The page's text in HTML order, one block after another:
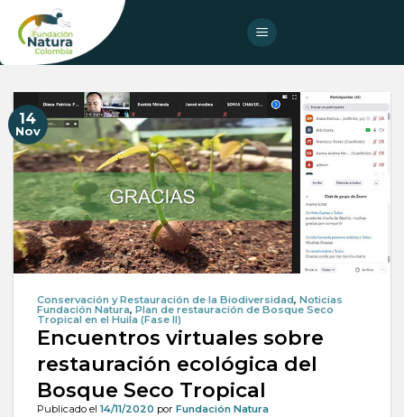
content
14
Nov
Conservación y Restauración de la Biodiversidad, Noticias
Fundación Natura, Plan de restauración de Bosque Seco
Tropical en el Huila (Fase II)
Encuentros virtuales sobre
restauración ecológica del
Bosque Seco Tropical
Publicado el 14/11/2020 por Fundación Natura